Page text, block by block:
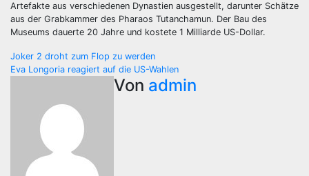
Artefakte aus verschiedenen Dynastien ausgestellt, darunter Schätze
aus der Grabkammer des Pharaos Tutanchamun. Der Bau des
Museums dauerte 20 Jahre und kostete 1 Milliarde US-Dollar.
Beitragsnavigation
Joker 2 droht zum Flop zu werden
Eva Longoria reagiert auf die US-Wahlen
Von admin